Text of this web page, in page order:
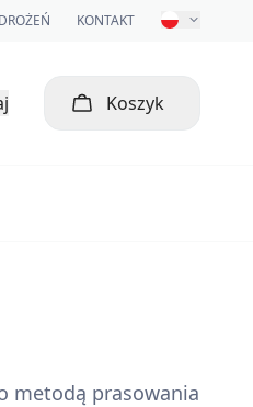
KONTAKT
Koszyk
metodą prasowania